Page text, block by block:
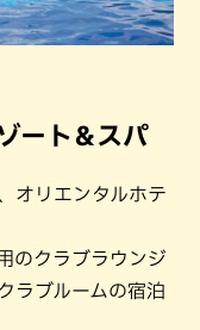
ート＆スパ
オリエンタルホテ
のクラブラウンジ
ラブルームの宿泊